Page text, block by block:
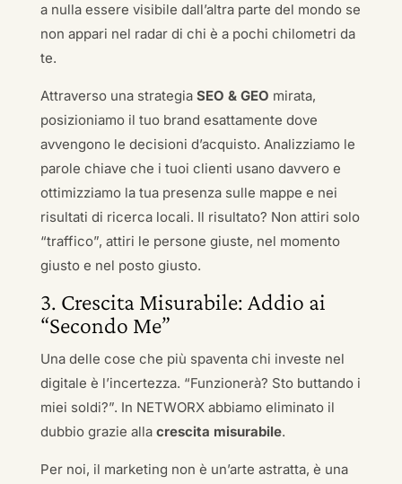
a nulla essere visibile dall’altra parte del mondo se
non appari nel radar di chi è a pochi chilometri da
te.
Attraverso una strategia SEO & GEO mirata,
posizioniamo il tuo brand esattamente dove
avvengono le decisioni d’acquisto. Analizziamo le
parole chiave che i tuoi clienti usano davvero e
ottimizziamo la tua presenza sulle mappe e nei
risultati di ricerca locali. Il risultato? Non attiri solo
“traffico”, attiri le persone giuste, nel momento
giusto e nel posto giusto.
3. Crescita Misurabile: Addio ai
“Secondo Me”
Una delle cose che più spaventa chi investe nel
digitale è l’incertezza. “Funzionerà? Sto buttando i
miei soldi?”. In NETWORX abbiamo eliminato il
dubbio grazie alla crescita misurabile.
Per noi, il marketing non è un’arte astratta, è una